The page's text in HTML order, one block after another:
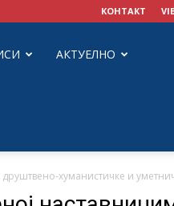
КОНТАКТ
АКТУЕЛНО
друштвено-хуманистичке и